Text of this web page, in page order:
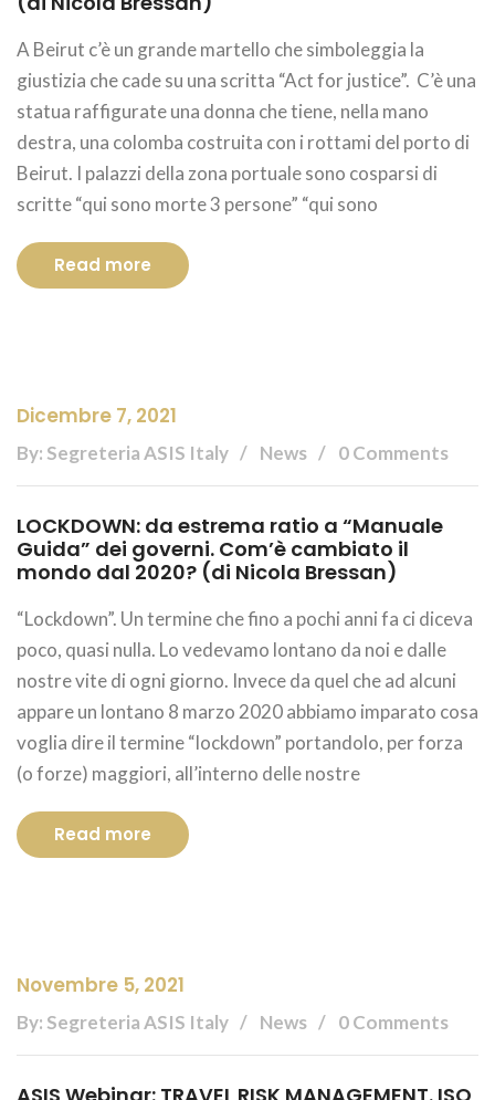
A Beirut c’è un grande martello che simboleggia la
giustizia che cade su una scritta “Act for justice”. C’è una
statua raffigurate una donna che tiene, nella mano
destra, una colomba costruita con i rottami del porto di
Beirut. I palazzi della zona portuale sono cosparsi di
scritte “qui sono morte 3 persone” “qui sono
Read more
Dicembre 7, 2021
By: Segreteria ASIS Italy News 0 Comments
LOCKDOWN: da estrema ratio a “Manuale
Guida” dei governi. Com’è cambiato il
mondo dal 2020? (di Nicola Bressan)
“Lockdown”. Un termine che fino a pochi anni fa ci diceva
poco, quasi nulla. Lo vedevamo lontano da noi e dalle
nostre vite di ogni giorno. Invece da quel che ad alcuni
appare un lontano 8 marzo 2020 abbiamo imparato cosa
voglia dire il termine “lockdown” portandolo, per forza
(o forze) maggiori, all’interno delle nostre
Read more
Novembre 5, 2021
By: Segreteria ASIS Italy News 0 Comments